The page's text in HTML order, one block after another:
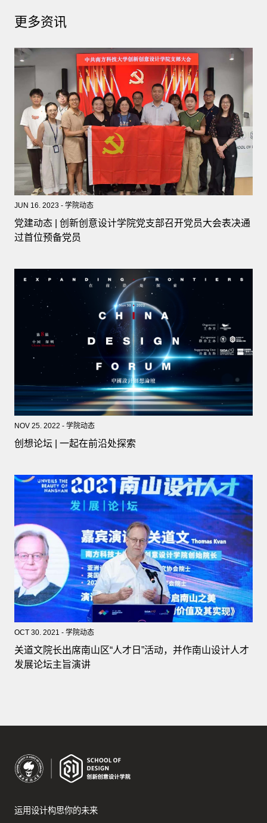
更多资讯
JUN 16. 2023 - 学院动态
党建动态 | 创新创意设计学院党支部召开党员大会表决通
过首位预备党员
NOV 25. 2022 - 学院动态
创想论坛 | 一起在前沿处探索
OCT 30. 2021 - 学院动态
关道文院长出席南山区“人才日”活动，并作南山设计人才
发展论坛主旨演讲
运用设计构思你的未来